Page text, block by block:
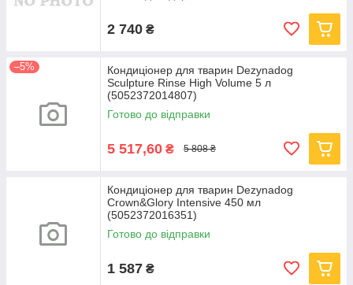
2 740 ₴
–5%
Кондиціонер для тварин Dezynadog
Sculpture Rinse High Volume 5 л
(5052372014807)
Готово до відправки
5 517,60 ₴ 5 808 ₴
Кондиціонер для тварин Dezynadog
Crown&Glory Intensive 450 мл
(5052372016351)
Готово до відправки
1 587 ₴